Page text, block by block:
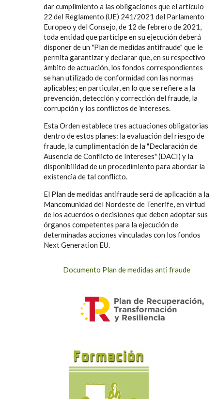
dar cumplimiento a las obligaciones que el artículo
22 del Reglamento (UE) 241/2021 del Parlamento
Europeo y del Consejo, de 12 de febrero de 2021,
toda entidad que participe en su ejecución deberá
disponer de un "Plan de medidas antifraude" que le
permita garantizar y declarar que, en su respectivo
ámbito de actuación, los fondos correspondientes
se han utilizado de conformidad con las normas
aplicables; en particular, en lo que se refiere a la
prevención, detección y corrección del fraude, la
corrupción y los conflictos de intereses.
Esta Orden establece tres actuaciones obligatorias
dentro de estos planes: la evaluación del riesgo de
fraude, la cumplimentación de la "Declaración de
Ausencia de Conflicto de Intereses" (DACI) y la
disponibilidad de un procedimiento para abordar la
existencia de tal conflicto.
El Plan de medidas antifraude será de aplicación a la
Mancomunidad del Nordeste de Tenerife, en virtud
de los acuerdos o decisiones que deben adoptar sus
órganos competentes para la ejecución de
determinadas acciones vinculadas con los fondos
Next Generation EU.
Documento Plan de medidas anti fraude